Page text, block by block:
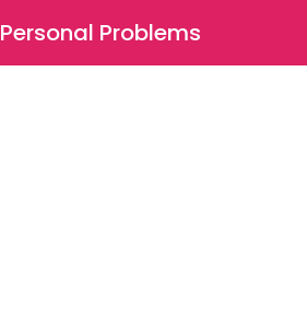
⚲
Personal Problems